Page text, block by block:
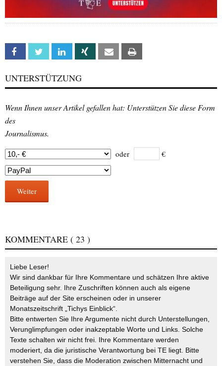
Facebook Twitter Linkedin Xing Email
UNTERSTÜTZUNG
Wenn Ihnen unser Artikel gefallen hat: Unterstützen Sie diese Form
des
Journalismus.
oder €
Weiter
KOMMENTARE ( 23 )
Liebe Leser!
Wir sind dankbar für Ihre Kommentare und schätzen Ihre aktive
Beteiligung sehr. Ihre Zuschriften können auch als eigene
Beiträge auf der Site erscheinen oder in unserer
Monatszeitschrift „Tichys Einblick“.
Bitte entwerten Sie Ihre Argumente nicht durch Unterstellungen,
Verunglimpfungen oder inakzeptable Worte und Links. Solche
Texte schalten wir nicht frei. Ihre Kommentare werden
moderiert, da die juristische Verantwortung bei TE liegt. Bitte
verstehen Sie, dass die Moderation zwischen Mitternacht und